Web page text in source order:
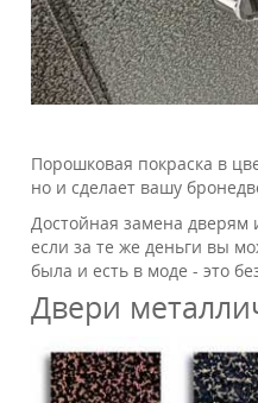
Порошковая покраска в
но и сделает вашу
Достойная замена дверям
если за те же деньги вы
была и есть в моде - это
Двери